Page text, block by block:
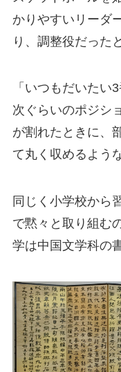
かりやすいリーダ
り、調整役だった
「いつもだいたい
次ぐらいのポジシ
が割れたときに、
て丸く収めるような
同じく小学校から
で黙々と取り組む
学は中国文学科の